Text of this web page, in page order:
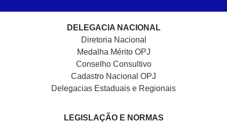
DELEGACIA NACIONAL
Diretoria Nacional
Medalha Mérito OPJ
Conselho Consultivo
Cadastro Nacional OPJ
Delegacias Estaduais e Regionais
LEGISLAÇÃO E NORMAS